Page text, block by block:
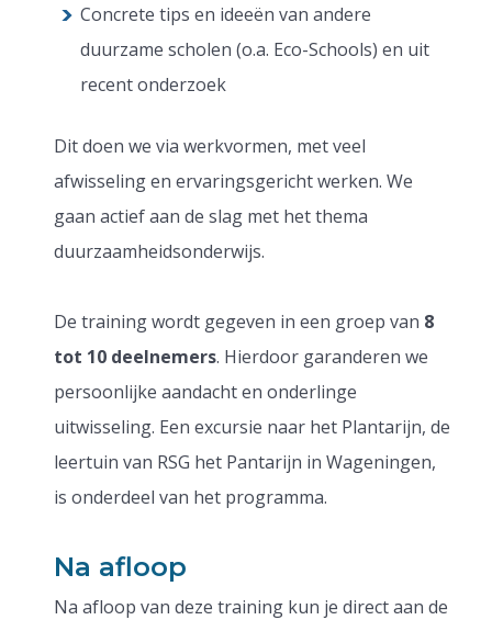
Concrete tips en ideeën van andere
duurzame scholen (o.a. Eco-Schools) en uit
recent onderzoek
Dit doen we via werkvormen, met veel
afwisseling en ervaringsgericht werken. We
gaan actief aan de slag met het thema
duurzaamheidsonderwijs.
De training wordt gegeven in een groep van 8
tot 10 deelnemers. Hierdoor garanderen we
persoonlijke aandacht en onderlinge
uitwisseling. Een excursie naar het Plantarijn, de
leertuin van RSG het Pantarijn in Wageningen,
is onderdeel van het programma.
Na afloop
Na afloop van deze training kun je direct aan de